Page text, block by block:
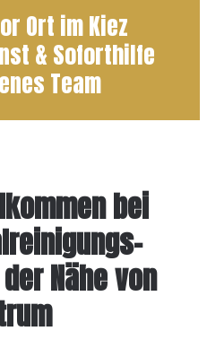
Ort im Kiez
& Soforthilfe
Team
bei
Nähe von